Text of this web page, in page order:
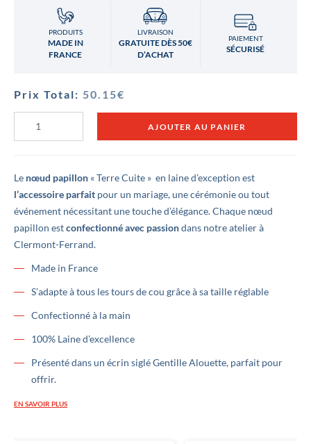
PRODUITS
MADE IN
FRANCE
LIVRAISON
GRATUITE DÈS 50€
D’ACHAT
PAIEMENT
SÉCURISÉ
Prix Total: 50.15€
Nœud
Cuite
AJOUTER AU PANIER
Le nœud papillon « Terre Cuite » en laine d’exception est
l’accessoire parfait pour un mariage, une cérémonie ou tout
événement nécessitant une touche d’élégance. Chaque nœud
papillon estconfectionné avec passiondans notre atelier à
Clermont-Ferrand.
Made in France
S’adapte à tous les tours de cou grâce à sa taille réglable
Confectionné à la main
100% Laine d’excellence
Présenté dans un écrin siglé Gentille Alouette, parfait pour
offrir.
EN SAVOIR PLUS